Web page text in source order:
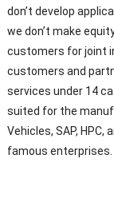
don’t develop
we don’t make
customers for joint
customers and
services under14
suited for the
Vehicles, SAP, HPC,
famous enterprises